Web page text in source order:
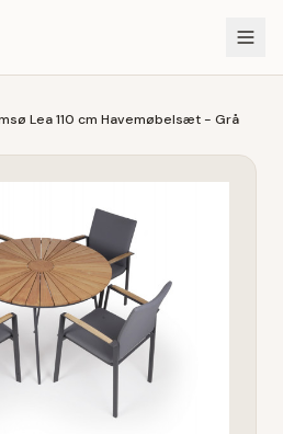
Lea 110 cm Havemøbelsæt - Grå